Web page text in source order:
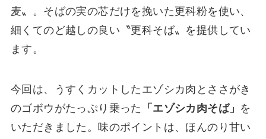
麦〟。そばの実の芯だけを挽いた更科粉を使い、
細くてのど越しの良い〝更科そば〟を提供してい
ます。
今回は、うすくカットしたエゾシカ肉とささがき
のゴボウがたっぷり乗った
「エゾシカ肉そば」 を
いただきました。味のポイントは、ほんのり甘い